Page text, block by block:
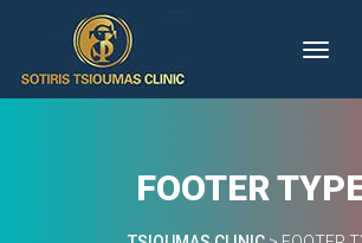
FOOTER